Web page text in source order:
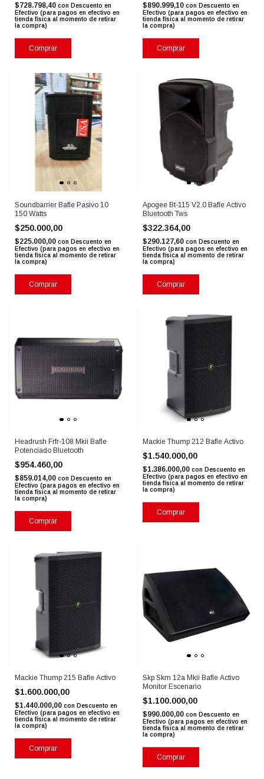
$728.798,40 con Descuento en
Efectivo (para pagos en efectivo en
tienda física al momento de retirar
la compra)
Comprar
$890.999,10 con Descuento en
Efectivo (para pagos en efectivo en
tienda física al momento de retirar
la compra)
Comprar
Soundbarrier Bafle Pasivo 10
150 Watts
$250.000,00
$225.000,00 con Descuento en
Efectivo (para pagos en efectivo en
tienda física al momento de retirar
la compra)
Comprar
Apogee Bt-115 V2.0 Bafle Activo
Bluetooth Tws
$322.364,00
$290.127,60 con Descuento en
Efectivo (para pagos en efectivo en
tienda física al momento de retirar
la compra)
Comprar
Headrush Frfr-108 Mkii Bafle
Potenciado Bluetooth
$954.460,00
$859.014,00 con Descuento en
Efectivo (para pagos en efectivo en
tienda física al momento de retirar
la compra)
Comprar
Mackie Thump 212 Bafle Activo
$1.540.000,00
$1.386.000,00 con Descuento en
Efectivo (para pagos en efectivo en
tienda física al momento de retirar
la compra)
Comprar
Mackie Thump 215 Bafle Activo
$1.600.000,00
$1.440.000,00 con Descuento en
Efectivo (para pagos en efectivo en
tienda física al momento de retirar
la compra)
Comprar
Skp Skm 12a Mkii Bafle Activo
Monitor Escenario
$1.100.000,00
$990.000,00 con Descuento en
Efectivo (para pagos en efectivo en
tienda física al momento de retirar
la compra)
Comprar